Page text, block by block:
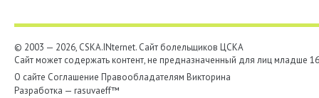
© 2003 — 2026, CSKA.INternet. Cайт болельщиков ЦСКА
Сайт может содержать контент, не предназначенный для лиц младше
О сайте Соглашение Правообладателям Викторина
Разработка — rasuvaeff™